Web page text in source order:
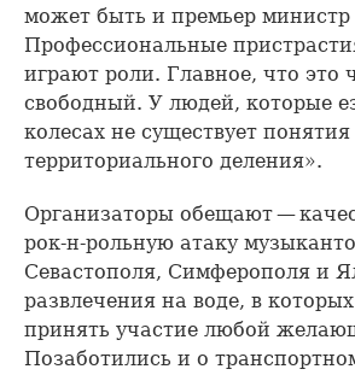
может быть и премьер министр
Профессиональные
играют роли. Главное, что это
свободный. У людей, которые
колесах не существует понятия
территориального деления».
Организаторы обещают —
рок-н-рольную атаку
Севастополя, Симферополя и
развлечения на воде, в
принять участие любой
Позаботились и о